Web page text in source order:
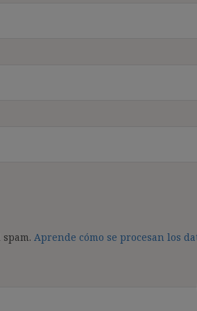
Aprende cómo se procesan los